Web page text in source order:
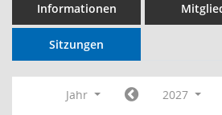
Informationen
Sitzungen
Jahr
2027